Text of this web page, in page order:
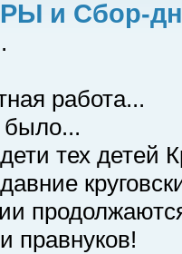
и Сбор-
работа...
было...
тех детей
правнуков!